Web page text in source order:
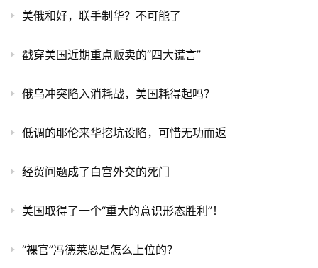
美俄和好，联手制华？不可能了
戳穿美国近期重点贩卖的“四大谎言”
俄乌冲突陷入消耗战，美国耗得起吗？
低调的耶伦来华挖坑设陷，可惜无功而返
经贸问题成了白宫外交的死门
美国取得了一个“重大的意识形态胜利”！
“裸官”冯德莱恩是怎么上位的？